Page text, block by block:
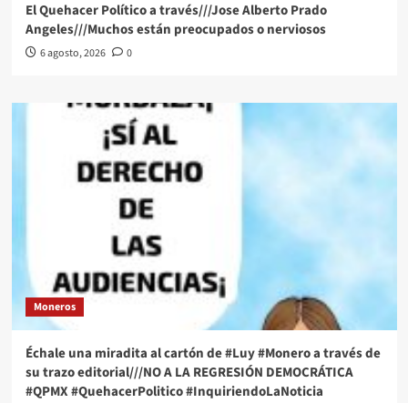
El Quehacer Político a través///Jose Alberto Prado
Angeles///Muchos están preocupados o nerviosos
6 agosto, 2026 0
Moneros
Échale una miradita al cartón de #Luy #Monero a través de
su trazo editorial///NO A LA REGRESIÓN DEMOCRÁTICA
#QPMX #QuehacerPolitico #InquiriendoLaNoticia